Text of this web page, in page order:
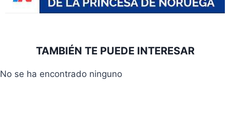
TAMBIÉN TE PUEDE INTERESAR
No se ha encontrado ninguno